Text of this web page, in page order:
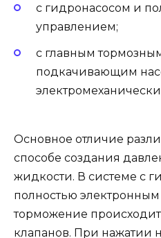
с гидронасосом и
управлением;
с главным
подкачивающим
Основное отличие
способе создания
жидкости. В системе с
полностью
торможение происходит
клапанов. При нажатии